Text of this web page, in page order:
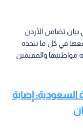
بيان تضامن الأردن
في كل ما تتخذه
مواطنيها والمقيمين
السعودية: إصابة